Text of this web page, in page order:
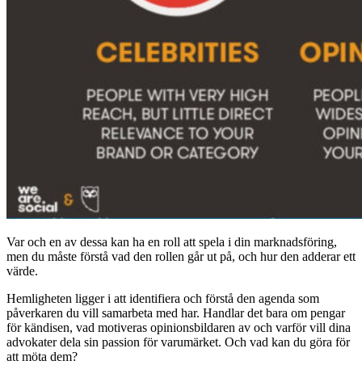
Var och en av dessa kan ha en roll att spela i din marknadsföring,
men du måste förstå vad den rollen går ut på, och hur den adderar ett
värde.
Hemligheten ligger i att identifiera och förstå den agenda som
påverkaren du vill samarbeta med har. Handlar det bara om pengar
för kändisen, vad motiveras opinionsbildaren av och varför vill dina
advokater dela sin passion för varumärket. Och vad kan du göra för
att möta dem?